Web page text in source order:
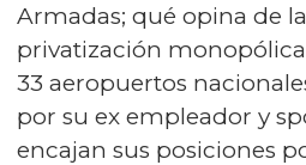
Armadas; qué opina de
privatización
33 aeropuertos
por su ex empleador y
encajan sus posiciones